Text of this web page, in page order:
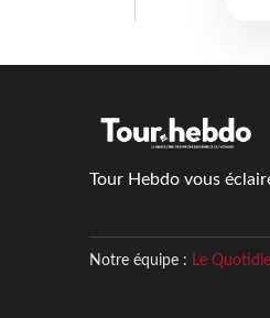
Tour Hebdo vous
Notre équipe : Le